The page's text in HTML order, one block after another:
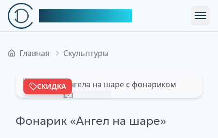
Главная Скульптуры
СКИДКА
Изображение недоступно
Фонарик «Ангел на шаре»